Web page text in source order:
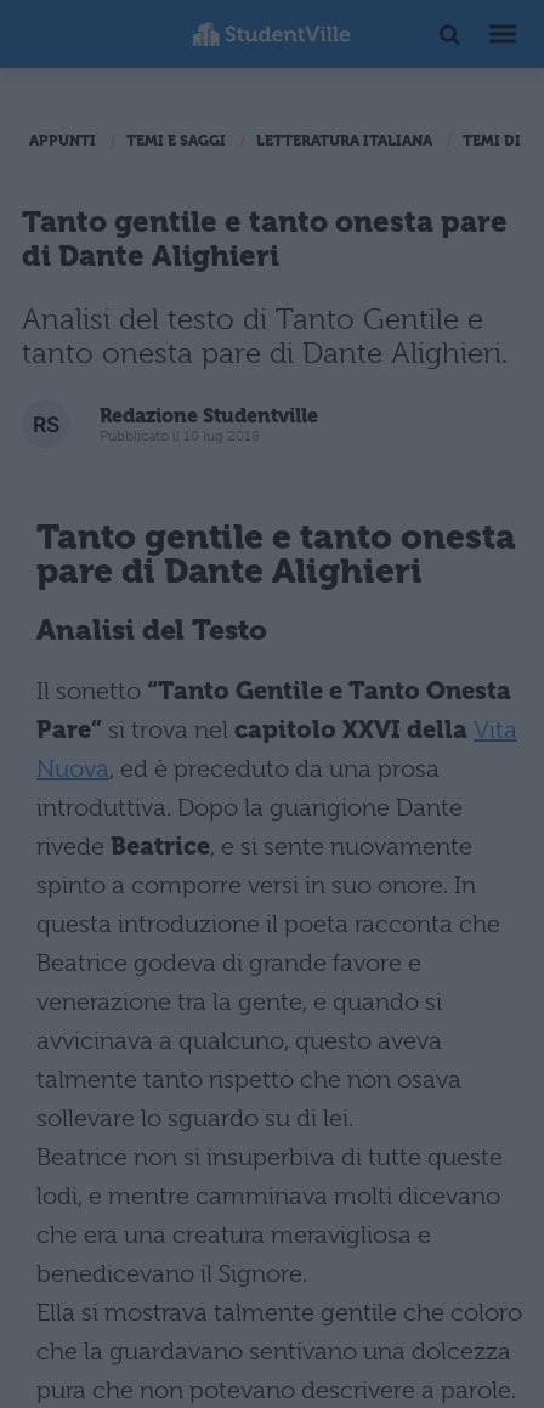
APPUNTI TEMI E SAGGI LETTERATURA ITALIANA TEMI DI
Tanto gentile e tanto onesta pare
di Dante Alighieri
Analisi del testo di Tanto Gentile e
tanto onesta pare di Dante Alighieri.
Redazione Studentville
Pubblicato il 10 lug 2018
Tanto gentile e tanto onesta
pare di Dante Alighieri
Analisi del Testo
Il sonetto “Tanto Gentile e Tanto Onesta
Pare” si trova nel capitolo XXVI della Vita
Nuova, ed è preceduto da una prosa
introduttiva. Dopo la guarigione Dante
rivede Beatrice, e si sente nuovamente
spinto a comporre versi in suo onore. In
questa introduzione il poeta racconta che
Beatrice godeva di grande favore e
venerazione tra la gente, e quando si
avvicinava a qualcuno, questo aveva
talmente tanto rispetto che non osava
sollevare lo sguardo su di lei.
Beatrice non si insuperbiva di tutte queste
lodi, e mentre camminava molti dicevano
che era una creatura meravigliosa e
benedicevano il Signore.
Ella si mostrava talmente gentile che coloro
che la guardavano sentivano una dolcezza
pura che non potevano descrivere a parole.